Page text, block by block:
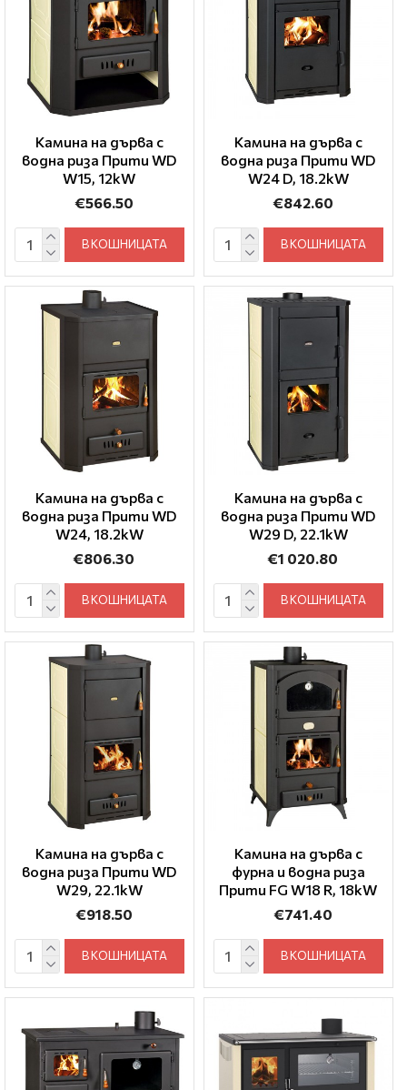
Камина на дърва с
водна риза Прити WD
W15, 12kW
€566.50
В КОШНИЦАТА
Камина на дърва с
водна риза Прити WD
W24 D, 18.2kW
€842.60
В КОШНИЦАТА
Камина на дърва с
водна риза Прити WD
W24, 18.2kW
€806.30
В КОШНИЦАТА
Камина на дърва с
водна риза Прити WD
W29 D, 22.1kW
€1 020.80
В КОШНИЦАТА
Камина на дърва с
водна риза Прити WD
W29, 22.1kW
€918.50
В КОШНИЦАТА
Камина на дърва с
фурна и водна риза
Прити FG W18 R, 18kW
€741.40
В КОШНИЦАТА